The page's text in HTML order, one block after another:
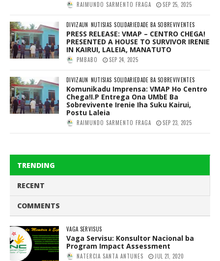
RAIMUNDO SARMENTO FRAGA SEP 25, 2025
DIVIZAUN NUTISIAS SOLIDARIEDADE BA SOBREVIVENTES
PRESS RELEASE: VMAP – CENTRO CHEGA!
PRESENTED A HOUSE TO SURVIVOR IRENIE
IN KAIRUI, LALEIA, MANATUTO
PMBABO SEP 24, 2025
DIVIZAUN NUTISIAS SOLIDARIEDADE BA SOBREVIVENTES
Komunikadu Imprensa: VMAP Ho Centro
Chega!I.P Entrega Ona UMbE Ba
Sobrevivente Irenie Iha Suku Kairui,
Postu Laleia
RAIMUNDO SARMENTO FRAGA SEP 23, 2025
TRENDING
RECENT
COMMENTS
VAGA SERVISUS
Vaga Servisu: Konsultor Nacional ba
Program Impact Assessment
NATERCIA SANTA ANTUNES JUL 21, 2020